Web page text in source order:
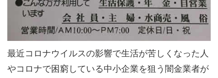
最近コロナウイルスの影響で生活が苦しくなった人
やコロナで困窮している中小企業を狙う闇金業者が